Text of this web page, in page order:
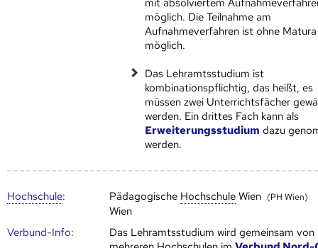
möglich. Die Teilnahme am
Aufnahmeverfahren ist ohne Matura
möglich.
Das Lehramtsstudium ist
kombinationspflichtig, das heißt, es
müssen zwei Unterrichtsfächer
werden. Ein drittes Fach kann als
Erweiterungsstudium dazu
werden.
Hoch­schule: Pädagogische Hoch­schule Wien (PH Wien)
Wien
Verbund-Info:
Das Lehramtsstudium wird gemeinsam von